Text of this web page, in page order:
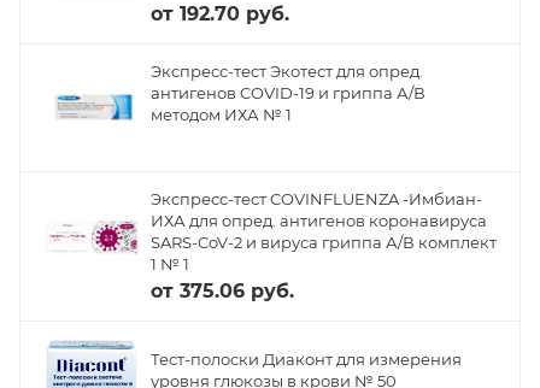
от 192.70 руб.
Экспресс-тест Экотест для опред.
антигенов COVID-19 и гриппа А/В
методом ИХА № 1
Экспресс-тест COVINFLUENZA -Имбиан-
ИХА для опред. антигенов коронавируса
SARS-CoV-2 и вируса гриппа А/В комплект
1 № 1
от 375.06 руб.
Тест-полоски Диаконт для измерения
уровня глюкозы в крови № 50